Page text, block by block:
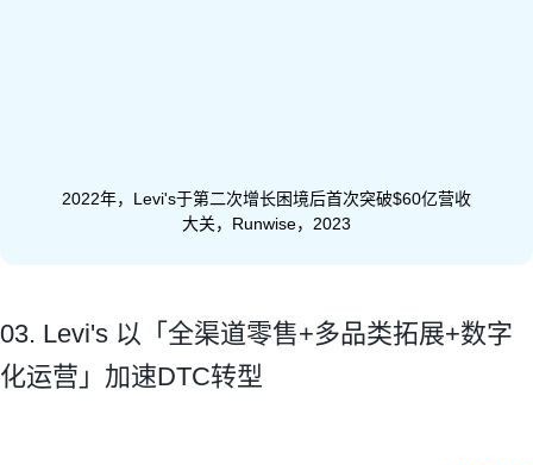
2022年，Levi's于第二次增长困境后首次突破$60亿营收
大关，Runwise，2023
03. Levi's 以「全渠道零售+多品类拓展+数字
化运营」加速DTC转型